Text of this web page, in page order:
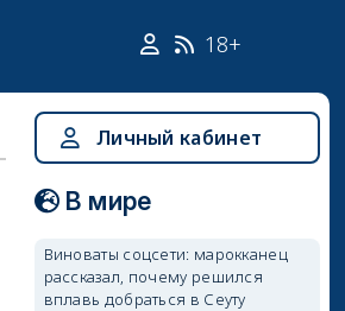
18+
Личный кабинет
В мире
Виноваты соцсети: марокканец
рассказал, почему решился
вплавь добраться в Сеуту